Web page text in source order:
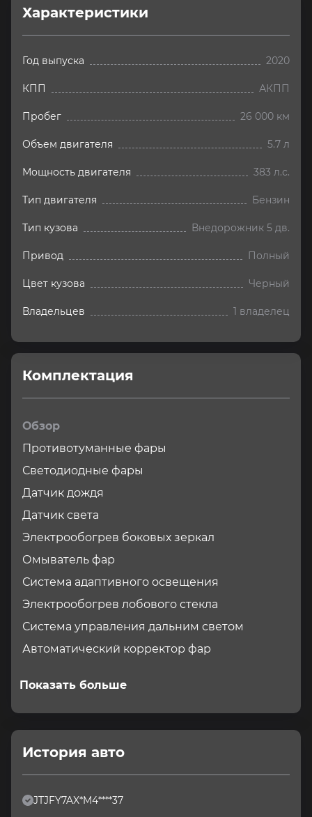
Характеристики
Год выпуска 2020
КПП АКПП
Пробег 26 000 км
Объем двигателя 5.7 л
Мощность двигателя 383 л.с.
Тип двигателя Бензин
Тип кузова Внедорожник 5 дв.
Привод Полный
Цвет кузова Черный
Владельцев 1 владелец
Комплектация
Обзор
Противотуманные фары
Светодиодные фары
Датчик дождя
Датчик света
Электрообогрев боковых зеркал
Омыватель фар
Система адаптивного освещения
Электрообогрев лобового стекла
Система управления дальним светом
Автоматический корректор фар
Показать больше
История авто
JTJFY7AX*M4****37